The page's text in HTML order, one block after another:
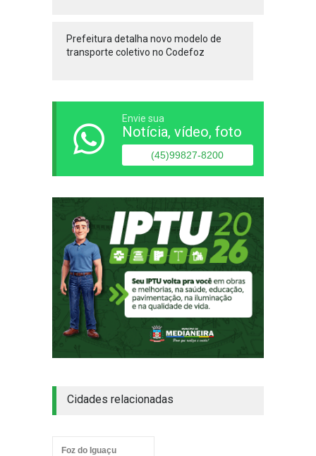
Prefeitura detalha novo modelo de
transporte coletivo no Codefoz
Envie sua
Notícia, vídeo, foto
(45)99827-8200
Cidades relacionadas
Foz do Iguaçu